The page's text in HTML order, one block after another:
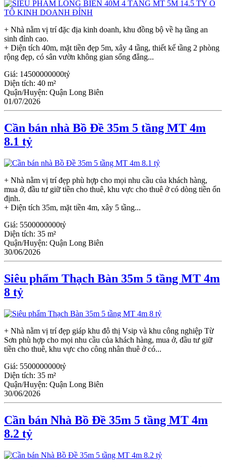
+ Nhà nằm vị trí đặc địa kinh doanh, khu đồng bộ về hạ tầng an
sinh đỉnh cao.
+ Diện tích 40m, mặt tiền đẹp 5m, xây 4 tầng, thiết kế tầng 2 phòng
rộng đẹp, có sân vườn không gian sống đẳng...
Giá: 14500000000tỷ
Diện tích: 40 m²
Quận/Huyện: Quận Long Biên
01/07/2026
Cần bán nhà Bồ Đề 35m 5 tầng MT 4m
8.1 tỷ
+ Nhà nằm vị trí đẹp phù hợp cho mọi nhu cầu của khách hàng,
mua ở, đầu tư giữ tiền cho thuê, khu vực cho thuê ở có dòng tiền ổn
định.
+ Diện tích 35m, mặt tiền 4m, xây 5 tầng...
Giá: 5500000000tỷ
Diện tích: 35 m²
Quận/Huyện: Quận Long Biên
30/06/2026
Siêu phẩm Thạch Bàn 35m 5 tầng MT 4m
8 tỷ
+ Nhà nằm vị trí đẹp giáp khu đô thị Vsip và khu công nghiệp Từ
Sơn phù hợp cho mọi nhu cầu của khách hàng, mua ở, đầu tư giữ
tiền cho thuê, khu vực cho công nhân thuê ở có...
Giá: 5500000000tỷ
Diện tích: 35 m²
Quận/Huyện: Quận Long Biên
30/06/2026
Cần bán Nhà Bồ Đề 35m 5 tầng MT 4m
8.2 tỷ